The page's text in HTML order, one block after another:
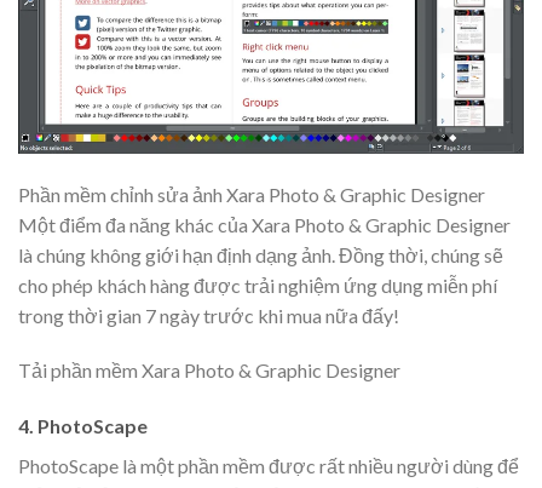
Phần mềm chỉnh sửa ảnh Xara Photo & Graphic Designer
Một điểm đa năng khác của Xara Photo & Graphic Designer
là chúng không giới hạn định dạng ảnh. Đồng thời, chúng sẽ
cho phép khách hàng được trải nghiệm ứng dụng miễn phí
trong thời gian 7 ngày trước khi mua nữa đấy!
Tải phần mềm Xara Photo & Graphic Designer
4. PhotoScape
PhotoScape là một phần mềm được rất nhiều người dùng để